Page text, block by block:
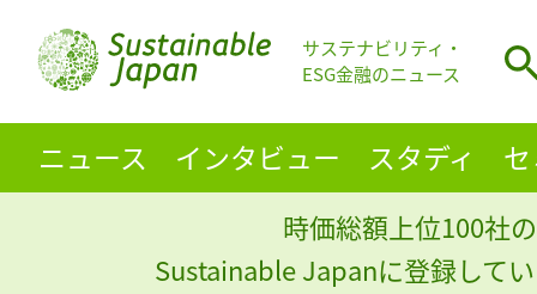
サステナビリティ・
ESG金融のニュース
ニュース インタビュー スタディ
時価総額上位100社
Sustainable Japanに登録して